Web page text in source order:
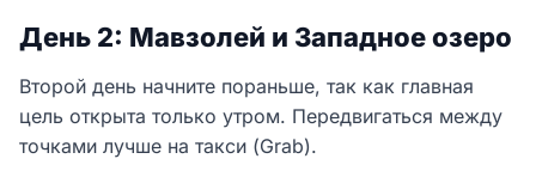
День 2: Мавзолей и Западное озеро
Второй день начните пораньше, так как главная
цель открыта только утром. Передвигаться между
точками лучше на такси (Grab).